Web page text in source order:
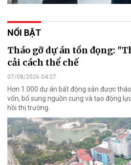
NỔI BẬT
Tháo gỡ dự án tồn đọng:
cải cách thể chế
07/08/2026 04:27
Hơn 1.000 dự án bất động sản được
vốn, bổ sung nguồn cung và tạo động
hồi thị trường.